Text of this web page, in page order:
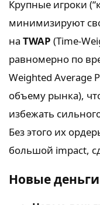
Крупные игроки
минимизируют
на TWAP (Time-
равномерно по
Weighted Average
объему рынка),
избежать
Без этого их
большой impact,
Новые